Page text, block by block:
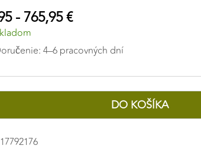
- 765,95 €
4–6 pracovných dní
17792176